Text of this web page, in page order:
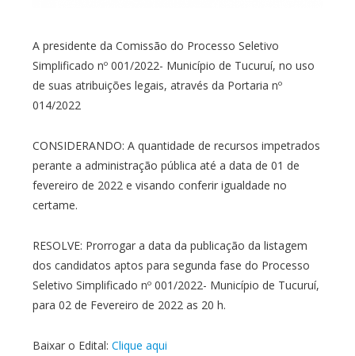
A presidente da Comissão do Processo Seletivo
Simplificado nº 001/2022- Município de Tucuruí, no uso
de suas atribuições legais, através da Portaria nº
014/2022
CONSIDERANDO: A quantidade de recursos impetrados
perante a administração pública até a data de 01 de
fevereiro de 2022 e visando conferir igualdade no
certame.
RESOLVE: Prorrogar a data da publicação da listagem
dos candidatos aptos para segunda fase do Processo
Seletivo Simplificado nº 001/2022- Município de Tucuruí,
para 02 de Fevereiro de 2022 as 20 h.
Baixar o Edital: Clique aqui